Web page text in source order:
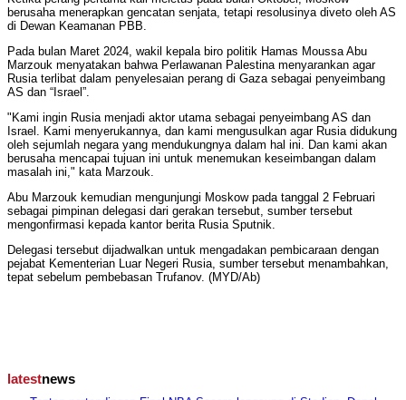
berusaha menerapkan gencatan senjata, tetapi resolusinya diveto oleh AS
di Dewan Keamanan PBB.
Pada bulan Maret 2024, wakil kepala biro politik Hamas Moussa Abu
Marzouk menyatakan bahwa Perlawanan Palestina menyarankan agar
Rusia terlibat dalam penyelesaian perang di Gaza sebagai penyeimbang
AS dan “Israel”.
"Kami ingin Rusia menjadi aktor utama sebagai penyeimbang AS dan
Israel. Kami menyerukannya, dan kami mengusulkan agar Rusia didukung
oleh sejumlah negara yang mendukungnya dalam hal ini. Dan kami akan
berusaha mencapai tujuan ini untuk menemukan keseimbangan dalam
masalah ini," kata Marzouk.
Abu Marzouk kemudian mengunjungi Moskow pada tanggal 2 Februari
sebagai pimpinan delegasi dari gerakan tersebut, sumber tersebut
mengonfirmasi kepada kantor berita Rusia Sputnik.
Delegasi tersebut dijadwalkan untuk mengadakan pembicaraan dengan
pejabat Kementerian Luar Negeri Rusia, sumber tersebut menambahkan,
tepat sebelum pembebasan Trufanov. (MYD/Ab)
latestnews